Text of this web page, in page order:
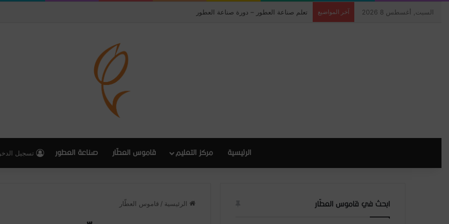
السبت, أغسطس 8 2026 آخر المواضيع تعلم صناعة العطور – دورة صناعة العطور
الرئيسية مركز التعليم قاموس العطّار صناعة العطور تسجيل
الرئيسية / قاموس العطّار ابحث في قاموس العطّار